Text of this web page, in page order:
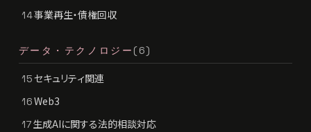
14事業再生・債権回収
データ・テクノロジー (6)
15セキュリティ関連
16Web3
17生成AIに関する法的相談対応